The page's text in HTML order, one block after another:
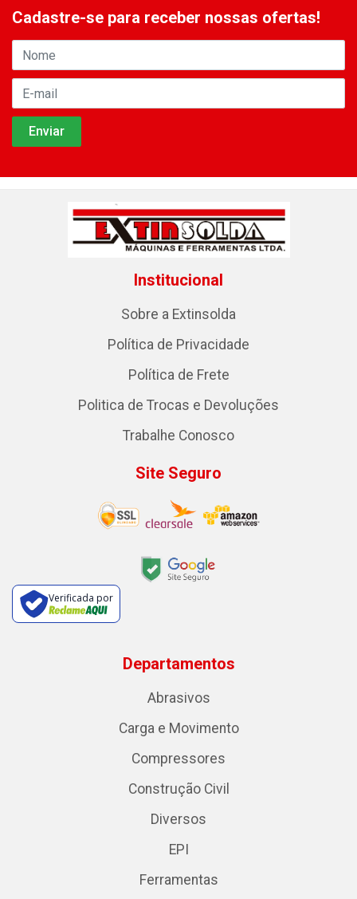
Cadastre-se para receber nossas ofertas!
Institucional
Sobre a Extinsolda
Política de Privacidade
Política de Frete
Politica de Trocas e Devoluções
Trabalhe Conosco
Site Seguro
Verificada por
Departamentos
Abrasivos
Carga e Movimento
Compressores
Construção Civil
Diversos
EPI
Ferramentas